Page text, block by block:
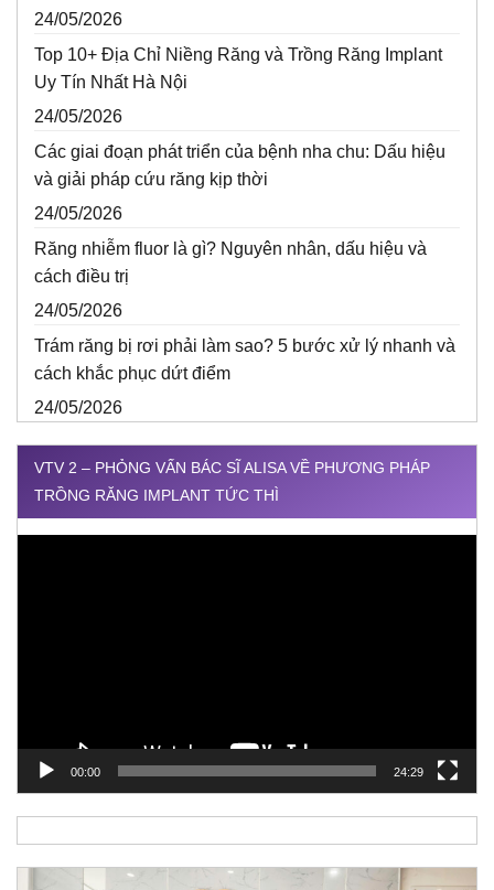
24/05/2026
Top 10+ Địa Chỉ Niềng Răng và Trồng Răng Implant
Uy Tín Nhất Hà Nội
24/05/2026
Các giai đoạn phát triển của bệnh nha chu: Dấu hiệu
và giải pháp cứu răng kịp thời
24/05/2026
Răng nhiễm fluor là gì? Nguyên nhân, dấu hiệu và
cách điều trị
24/05/2026
Trám răng bị rơi phải làm sao? 5 bước xử lý nhanh và
cách khắc phục dứt điểm
24/05/2026
VTV 2 – PHỎNG VẤN BÁC SĨ ALISA VỀ PHƯƠNG PHÁP
TRỒNG RĂNG IMPLANT TỨC THÌ
00:00 24:29